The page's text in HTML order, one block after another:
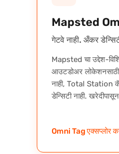
Mapsted
गेटवे नाही. अँकर
Mapsted चा उद्देश-
आउटडोअर
नाही, Total Station
डेन्सिटी नाही.
Omni Tag एक्सप्लोर